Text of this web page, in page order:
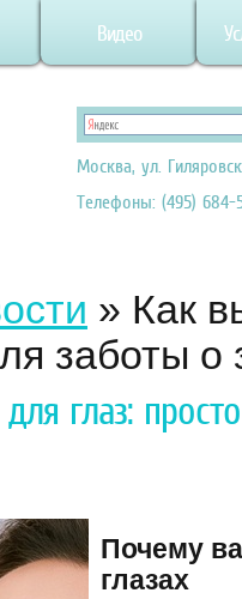
Видео
Москва, ул.
Телефоны: (495) 684-
» Как
заботы о
глаз:
Почему
глазах